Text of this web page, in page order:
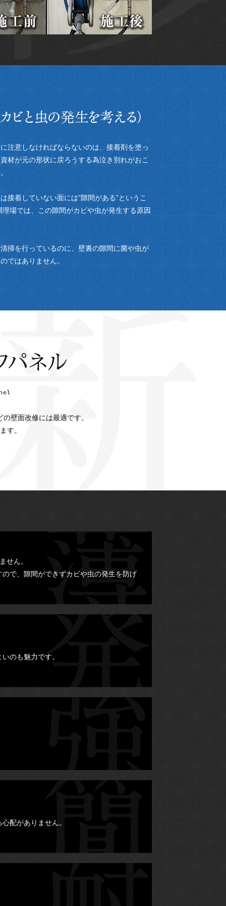
注意しなければならないのは、接着剤を塗っ
材が元の形状に戻ろうする為泣き別れがおこ
接着していない面には”隙間がある”というこ
場では、この隙間がカビや虫が発生する原因
掃を行っているのに、壁裏の隙間に菌や虫が
ではありません。
壁面改修には最適です。
す。
せん。
で、隙間ができずカビや虫の発生を防げ
のも魅力です。
配がありません。